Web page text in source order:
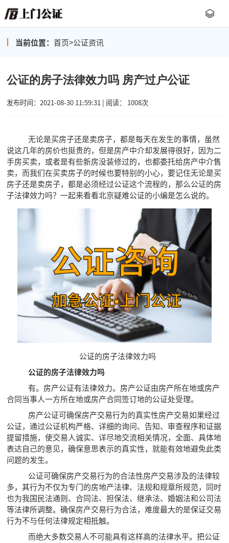
当前位置： 首页>公证资讯
公证的房子法律效力吗 房产过户公证
发布时间：2021-08-30 11:59:31 | 阅读： 1008次
无论是买房子还是卖房子，都是每天在发生的事情，虽然
说这几年的房价也挺贵的，但是房产中介却发展得很好，因为二
手房买卖，或者是有些新房没装修过的，也都委托给房产中介售
卖，而我们在买卖房子的时候也要特别的小心，要记住无论是买
房子还是卖房子，都是必须经过公证这个流程的，那么公证的房
子法律效力吗？一起来看看北京疑难公证的小编是怎么说的。
公证的房子法律效力吗
公证的房子法律效力吗
有。房产公证有法律效力。房产公证由房产所在地或房产
合同当事人一方所在地或房产合同签订地的公证处受理。
房产公证可确保房产交易行为的真实性房产交易如果经过
公证，通过公证机构严格、详细的询问、告知、审查程序和证据
提留措施，使交易人诚实、详尽地交流相关情况，全面、具体地
表达自己的意见，确保意思表示的真实性，就能有效地避免此类
问题的发生。
公证可确保房产交易行为的合法性房产交易涉及的法律较
多，其行为不仅为专门的房地产法律、法规和规章所规范，同时
也为我国民法通则、合同法、担保法、继承法、婚姻法和公司法
等法律所调整。确保房产交易行为合法，难度最大的是保证交易
行为不与任何法律规定相抵触。
而绝大多数交易人不可能具有这样高的法律水平。把公证